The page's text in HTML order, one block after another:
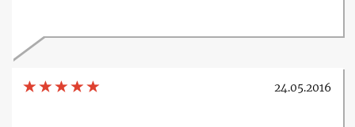
24.05.2016